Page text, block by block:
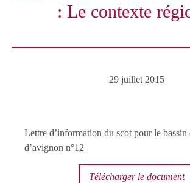
: Le contexte
29 juillet 2015
Lettre d’information du scot pour le bassin
d’avignon n°12
Télécharger le document